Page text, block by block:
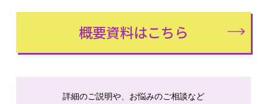
概要資料はこちら
詳細のご説明や、お悩みのご相談など